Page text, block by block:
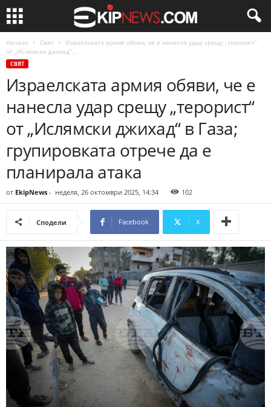
Начало Свят
Израелската армия обяви, че е нанесла удар срещу „терорист“
от „Ислямски джихад“...
СВЯТ
Израелската армия обяви, че е
нанесла удар срещу „терорист“
от „Ислямски джихад“ в Газа;
групировката отрече да е
планирала атака
от EkipNews - неделя, 26 октомври 2025, 14:34 102
Сподели Facebook X